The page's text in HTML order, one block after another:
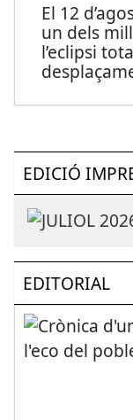
El 12
un dels
l’eclipsi
EDICIÓ
EDITORIAL